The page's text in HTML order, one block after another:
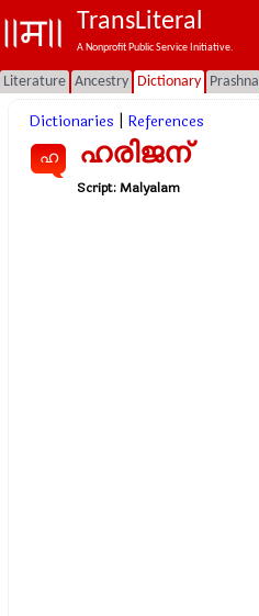
TransLiteral
A Nonprofit Public Service Initiative.
Literature Ancestry Dictionary Prashna
Dictionaries References
ഹ ഹരിജന്
Script:Malyalam